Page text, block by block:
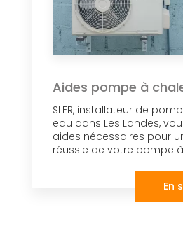
Aides pompe à
SLER, installateur de
eau dans Les Landes,
aides nécessaires pour
réussie de votre pompe
En